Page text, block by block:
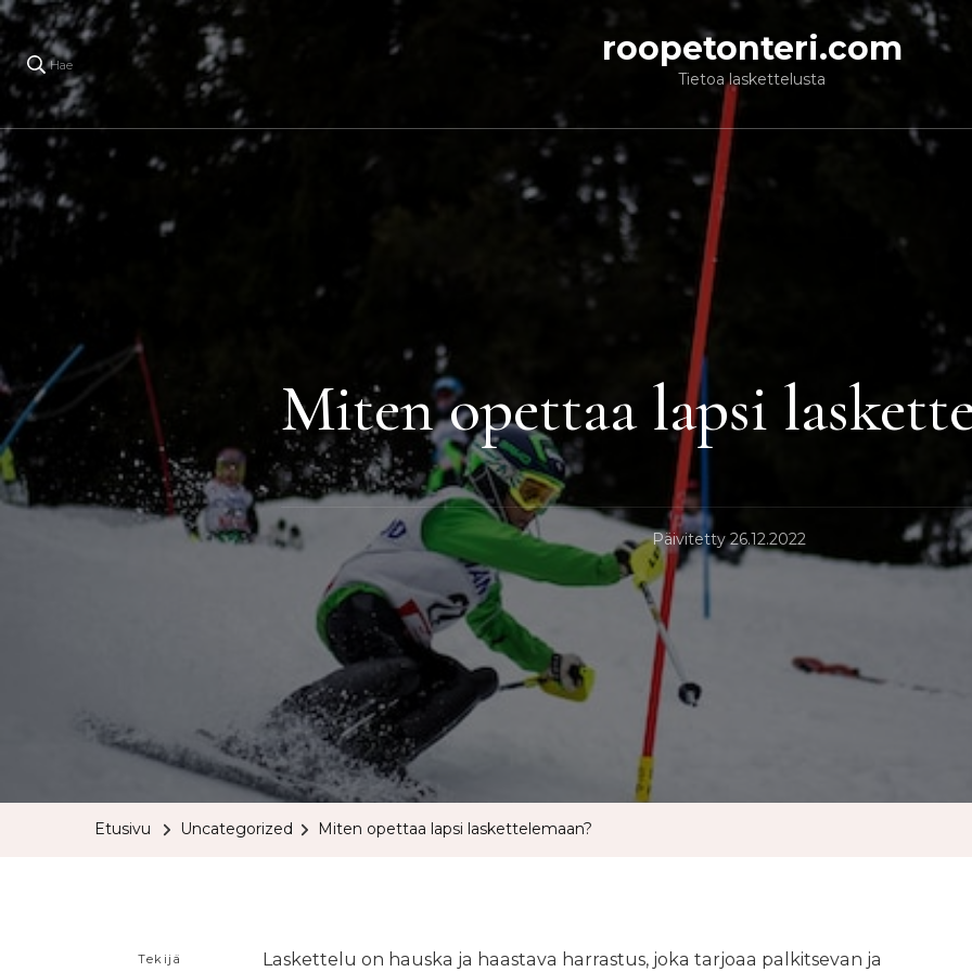
Hae roopetonteri.com
Tietoa laskettelusta
Miten opettaa lapsi
Päivitetty26.12.2022
Etusivu Uncategorized Miten opettaa lapsi laskettelemaan?
Tekijä Laskettelu on hauska ja haastava harrastus, joka tarjoaa palkitsevan ja